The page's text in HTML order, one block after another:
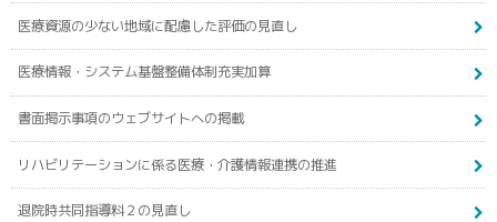
医療資源の少ない地域に配慮した評価の見直し
医療情報・システム基盤整備体制充実加算
書面掲示事項のウェブサイトへの掲載
リハビリテーションに係る医療・介護情報連携の推進
退院時共同指導料２の見直し